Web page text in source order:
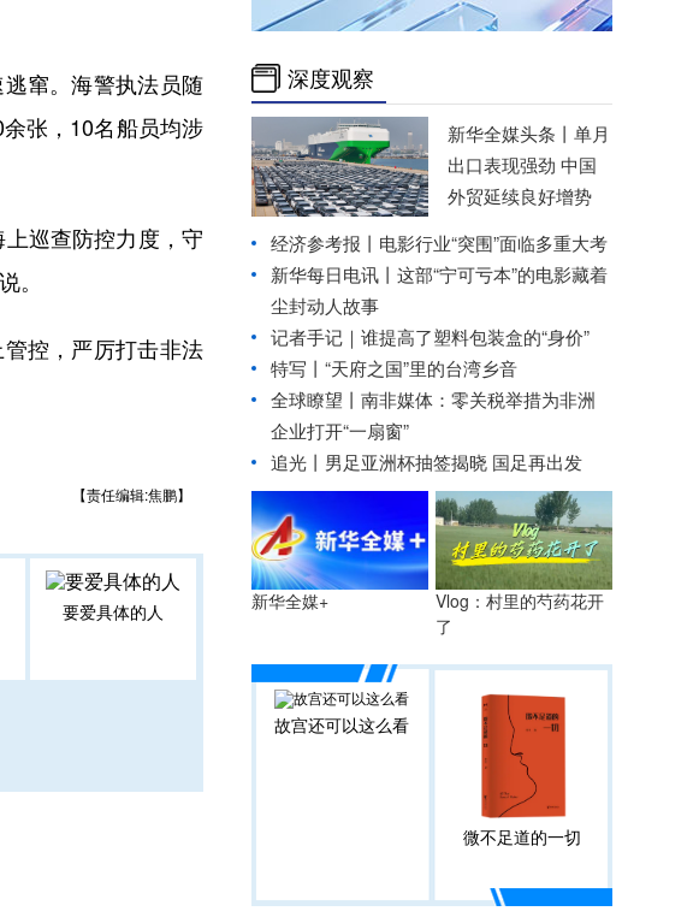
窜。海警执法员随
张，10名船员均涉
巡查防控力度，守
。
控，严厉打击非法
【责任编辑:焦鹏】
要爱具体的人
深度观察
新华全媒头条丨 单月
出口表现强劲 中国
外贸延续良好增势
经济参考报丨 电影行业“突围”面临多重大考
新华每日电讯丨 这部“宁可亏本”的电影藏着
尘封动人故事
记者手记｜谁提高了塑料包装盒的“身价”
特写丨“天府之国”里的台湾乡音
全球瞭望丨南非媒体：零关税举措为非洲
企业打开“一扇窗”
追光丨 男足亚洲杯抽签揭晓 国足再出发
新华全媒+
Vlog：村里的芍药花开
了
故宫还可以这么看
微不足道的一切